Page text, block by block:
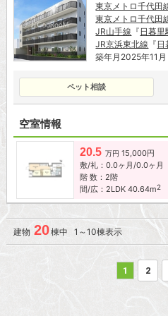
東京メトロ千代田
東京メトロ千代田
JR山手線 『 日暮里
JR京浜東北線 『 日
築年月2025年11月
ペット相談
空室情報
20.5 万円 15,000円
敷/礼：0.0ヶ月/0.0ヶ月
階 数：2階
間/広：2LDK 40.64m2
建物 20棟中 1～10棟表示
1 2